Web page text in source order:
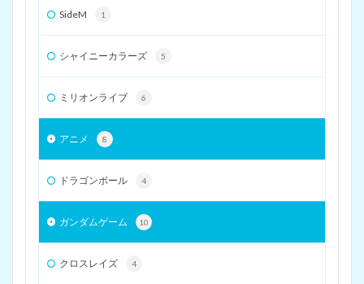
SideM 1
シャイニーカラーズ 5
ミリオンライブ 6
アニメ 8
ドラゴンボール 4
ガンダムゲーム 10
クロスレイズ 4